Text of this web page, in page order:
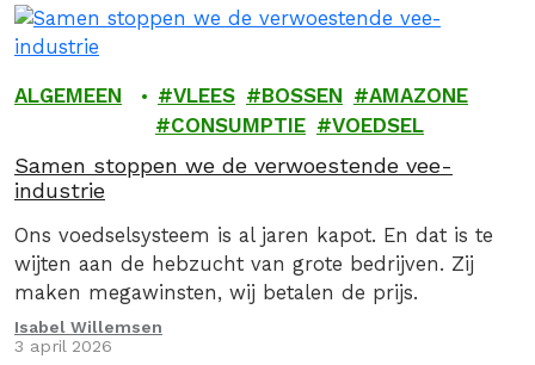
ALGEMEEN VLEES BOSSEN
AMAZONE
CONSUMPTIE
VOEDSEL
Samen stoppen we de verwoestende vee-
industrie
Ons voedselsysteem is al jaren kapot. En dat is te
wijten aan de hebzucht van grote bedrijven. Zij
maken megawinsten, wij betalen de prijs.
Isabel Willemsen
3 april 2026